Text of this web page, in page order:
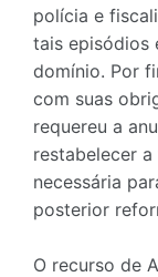
polícia e
tais episódios
domínio. Por
com suas
requereu a
restabelecer
necessária
posterior
O recurso de